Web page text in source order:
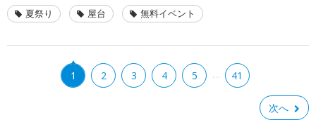
夏祭り 屋台 無料イベント
1 2 3 4 5 … 41
次へ